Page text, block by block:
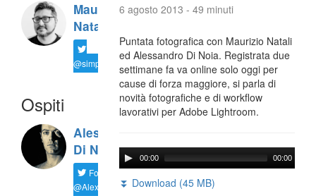
Maurizio
Natali
@simplemal
Ospiti
Alessandro
Di Noia
Follow
@AlexD75
6 agosto 2013 - 49 minuti
Puntata fotografica con Maurizio Natali
ed Alessandro Di Noia. Registrata due
settimane fa va online solo oggi per
cause di forza maggiore, si parla di
novità fotografiche e di workflow
lavorativi per Adobe Lightroom.
00:00 00:00
⏬ Download (45 MB)